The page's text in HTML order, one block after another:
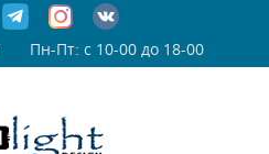
Пн-Пт: с 10-00 до 18-00